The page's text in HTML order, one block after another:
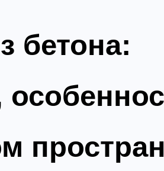
бетона: